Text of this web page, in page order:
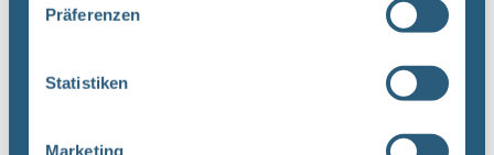
Präferenzen
Statistiken
Marketing
Ersteller/Unterschrift: QM Stempelfeld: UA ...
20.03.2019 | Upload am: 12.12.2022